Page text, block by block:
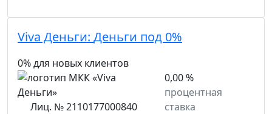
Viva Деньги: Деньги под 0%
0% для новых клиентов
Лиц. № 2110177000840
0,00 %
процентная
ставка